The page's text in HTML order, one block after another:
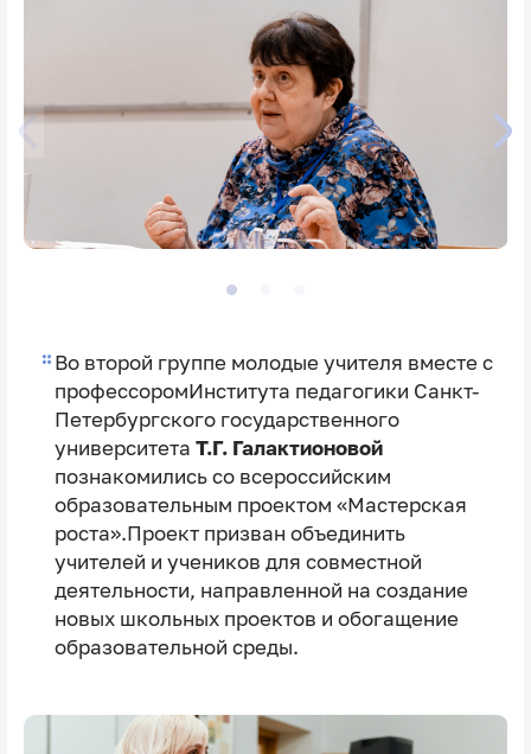
Во второй группе молодые учителя вместе с
профессоромИнститута педагогики Санкт-
Петербургского государственного
университета Т.Г. Галактионовой
познакомились со всероссийским
образовательным проектом «Мастерская
роста».Проект призван объединить
учителей и учеников для совместной
деятельности, направленной на создание
новых школьных проектов и обогащение
образовательной среды.